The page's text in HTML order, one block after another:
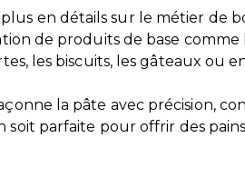
en détails sur le métier de
de produits de base comme
les biscuits, les gâteaux ou
la pâte avec précision,
soit parfaite pour offrir des